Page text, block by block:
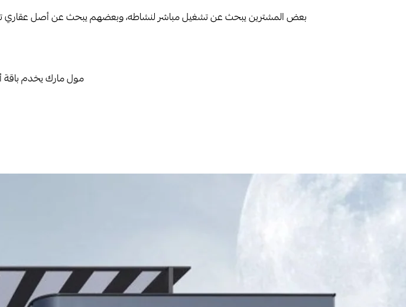
بعض المشترين يبحث عن تشغيل مباشر لنشاطه، وبعضهم يبحث عن أصل عقاري
مول مارك يخدم باقة